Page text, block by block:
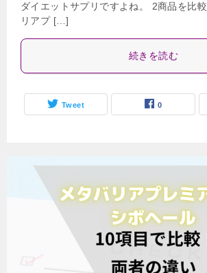
ダイエットサプリですよね。 2商品を比
リアプ […]
続きを読む
Tweet 0